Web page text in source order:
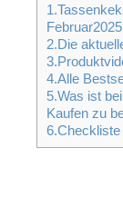
2.Die
4.Alle
5.Was ist
Kaufen zu